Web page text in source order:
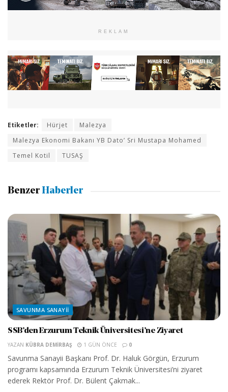
REKLAM
Etiketler: Hürjet
Malezya
Malezya Ekonomi Bakanı YB Dato’ Sri Mustapa Mohamed
Temel Kotil
TUSAŞ
Benzer Haberler
SAVUNMA SANAYII
SSB’den Erzurum Teknik Üniversitesi’ne Ziyaret
YAZAN KÜBRA DEMIRBAŞ 1 GÜN ÖNCE 0
Savunma Sanayii Başkanı Prof. Dr. Haluk Görgün, Erzurum
programı kapsamında Erzurum Teknik Üniversitesi’ni ziyaret
ederek Rektör Prof. Dr. Bülent Çakmak...